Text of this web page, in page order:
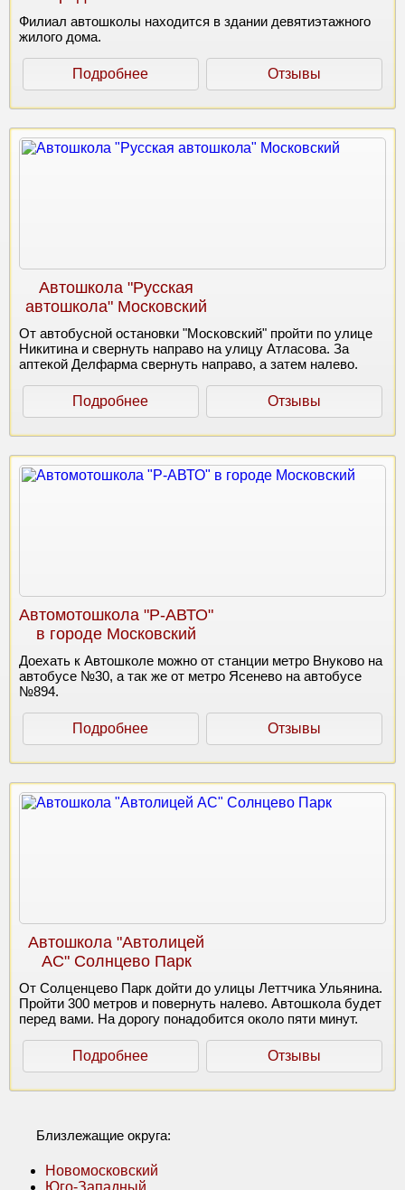
Филиал автошколы находится в здании девятиэтажного
жилого дома.
Подробнее Отзывы
Автошкола "Русская
автошкола" Московский
От автобусной остановки "Московский" пройти по улице
Никитина и свернуть направо на улицу Атласова. За
аптекой Делфарма свернуть направо, а затем налево.
Подробнее Отзывы
Автомотошкола "Р-АВТО"
в городе Московский
Доехать к Автошколе можно от станции метро Внуково на
автобусе №30, а так же от метро Ясенево на автобусе
№894.
Подробнее Отзывы
Автошкола "Автолицей
АС" Солнцево Парк
От Солценцево Парк дойти до улицы Леттчика Ульянина.
Пройти 300 метров и повернуть налево. Автошкола будет
перед вами. На дорогу понадобится около пяти минут.
Подробнее Отзывы
Близлежащие округа:
Новомосковский